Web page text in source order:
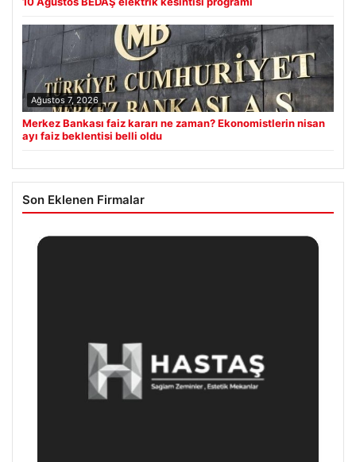
Ağustos 7, 2026
Merkez Bankası faiz kararı ne zaman? Ekonomistlerin nisan
ayı faiz beklentisi belli oldu
Son Eklenen Firmalar